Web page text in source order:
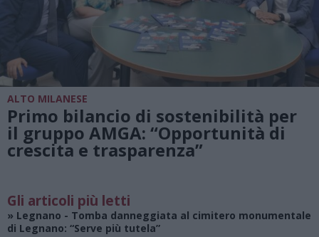
ALTO MILANESE
Primo bilancio di sostenibilità per
il gruppo AMGA: “Opportunità di
crescita e trasparenza”
Gli articoli più letti
» Legnano - Tomba danneggiata al cimitero monumentale
di Legnano: “Serve più tutela”